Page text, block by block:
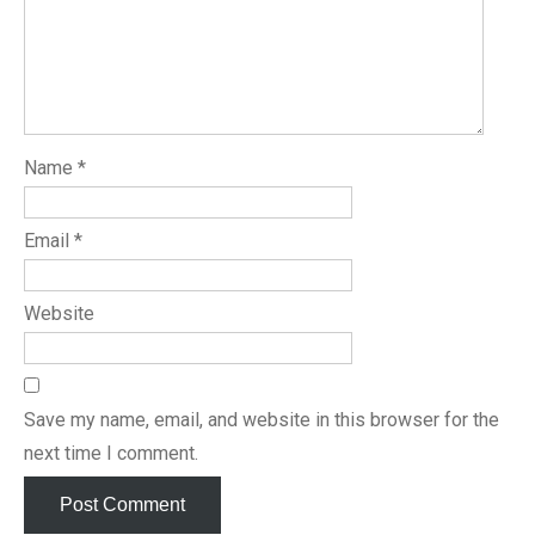
Name *
Email *
Website
Save my name, email, and website in this browser for the
next time I comment.